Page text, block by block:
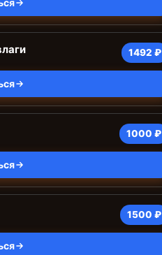
1492 ₽
1000 ₽
1500 ₽